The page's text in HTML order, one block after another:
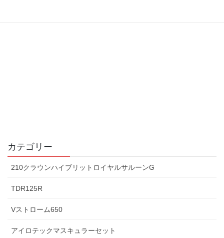
カテゴリー
210クラウンハイブリットロイヤルサルーンG
TDR125R
Vストローム650
アイロテックマスキュラーセット